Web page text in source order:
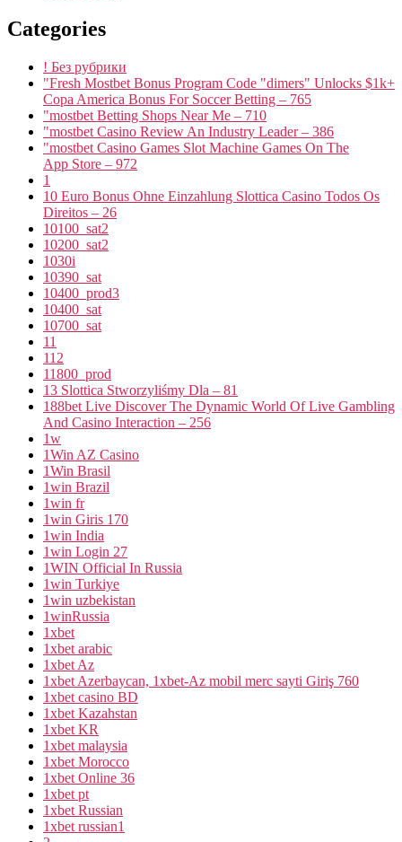
Categories
! Без рубрики
"Fresh Mostbet Bonus Program Code "dimers" Unlocks $1k+
Copa America Bonus For Soccer Betting – 765
"mostbet Betting Shops Near Me – 710
"mostbet Casino Review An Industry Leader – 386
"‎mostbet Casino Games Slot Machine Games On The
App Store – 972
1
10 Euro Bonus Ohne Einzahlung Slottica Casino Todos Os
Direitos – 26
10100_sat2
10200_sat2
1030i
10390_sat
10400_prod3
10400_sat
10700_sat
11
112
11800_prod
13 Slottica Stworzyliśmy Dla – 81
188bet Live Discover The Dynamic World Of Live Gambling
And Casino Interaction – 256
1w
1Win AZ Casino
1Win Brasil
1win Brazil
1win fr
1win Giris 170
1win India
1win Login 27
1WIN Official In Russia
1win Turkiye
1win uzbekistan
1winRussia
1xbet
1xbet arabic
1xbet Az
1xbet Azerbaycan, 1xbet-Az mobil merc sayti Giriş 760
1xbet casino BD
1xbet Kazahstan
1xbet KR
1xbet malaysia
1xbet Morocco
1xbet Online 36
1xbet pt
1xbet Russian
1xbet russian1